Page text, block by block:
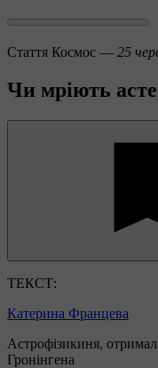
Стаття Космос — 25
Чи мріють
ТЕКСТ:
Катерина Францева
Астрофізикиня,
Гронінгена